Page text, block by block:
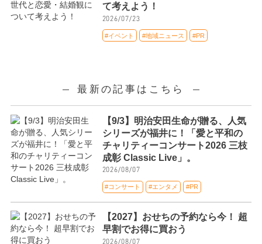
て考えよう！
2026/07/23
#イベント #地域ニュース #PR
最新の記事はこちら
【9/3】明治安田生命が贈る、人気
シリーズが福井に！「愛と平和の
チャリティーコンサート2026 三枝
成彰 Classic Live」。
2026/08/07
#コンサート #エンタメ #PR
【2027】おせちの予約なら今！ 超
早割でお得に買おう
2026/08/07